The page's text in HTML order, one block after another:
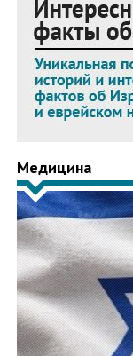
Медицина